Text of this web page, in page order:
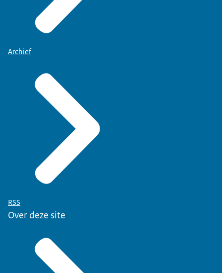
Archief
RSS
Over deze site